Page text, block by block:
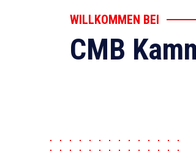
WILLKOMMEN BEI
CMB